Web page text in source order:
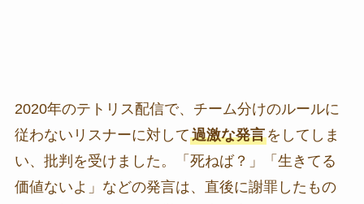
2020年のテトリス配信で、チーム分けのルールに
従わないリスナーに対して過激な発言をしてしま
い、批判を受けました。「死ねば？」「生きてる
価値ないよ」などの発言は、直後に謝罪したもの